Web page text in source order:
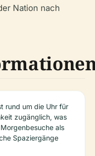
Nation nach
rund um die Uhr für
zugänglich, was
als
Spaziergänge